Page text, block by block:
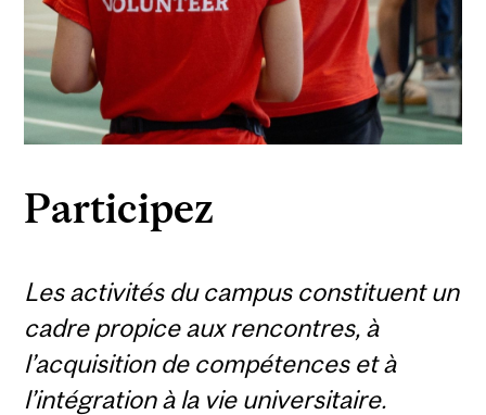
Participez
Les activités du campus constituent un
cadre propice aux rencontres, à
l’acquisition de compétences et à
l’intégration à la vie universitaire.